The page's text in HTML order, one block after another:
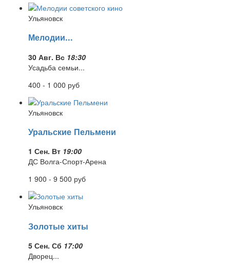
Ульяновск
Мелодии...
30 Авг. Вс 18:30
Усадьба семьи...
400 - 1 000 руб
Ульяновск
Уральские Пельмени
1 Сен. Вт 19:00
ДС Волга-Спорт-Арена
1 900 - 9 500 руб
Ульяновск
Золотые хиты
5 Сен. Сб 17:00
Дворец...